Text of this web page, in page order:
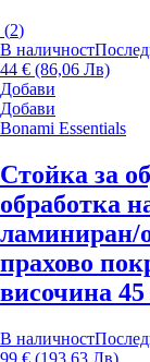
(2)
В наличност
44 € (86,06 Лв)
Добави
Добави
Bonami Essentials
Стойка за
oбработка
ламиниран/
прахово
височина
В наличност
99 € (193,63 Лв)